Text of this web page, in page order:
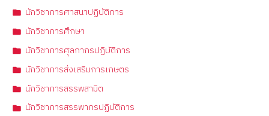
นักวิชาการศาสนาปฏิบัติการ
นักวิชาการศึกษา
นักวิชาการศุลกากรปฏิบัติการ
นักวิชาการส่งเสริมการเกษตร
นักวิชาการสรรพสามิต
นักวิชาการสรรพากรปฏิบัติการ